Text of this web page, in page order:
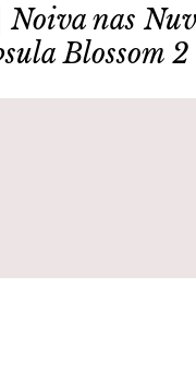
Noiva nas
Blossom 2